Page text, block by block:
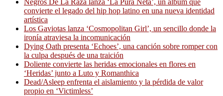
Negros De La Raza lanza ‘La Pura Neta’, un álbum que
convierte el legado del hip hop latino en una nueva identidad
artística
Los Gaviotas lanza ‘Cosmopolitan Girl’, un sencillo donde la
ironía atraviesa la incomunicación
Dying Oath presenta ‘Echoes’, una canción sobre romper con
la culpa después de una traición
Doliente convierte las heridas emocionales en flores en
‘Heridas’ junto a Luto y Romanthica
Dead/Asleep enfrenta el aislamiento y la pérdida de valor
propio en ‘Victimless’